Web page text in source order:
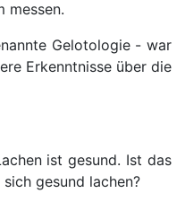
messen.
Gelotologie - war
Erkenntnisse über die
ist gesund. Ist das
gesund lachen?